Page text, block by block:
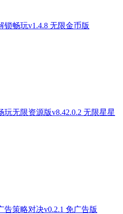
畅玩v1.4.8 无限金币版
玩无限资源版v8.42.0.2 无限星星
告策略对决v0.2.1 免广告版